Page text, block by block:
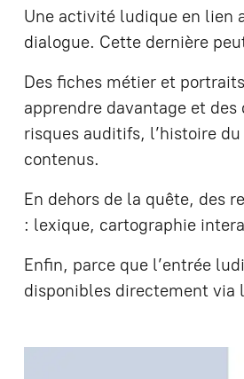
Une activité ludique en lien
dialogue. Cette dernière
Des fiches métier et
apprendre davantage et
risques auditifs, l’histoire
contenus.
En dehors de la quête, des
: lexique, cartographie
Enfin, parce que l’entrée
disponibles directement via